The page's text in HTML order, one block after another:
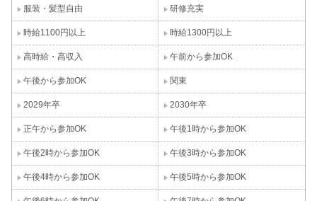
服装・髪型自由 研修充実
時給1100円以上 時給1300円以上
高時給・高収入 午前から参加OK
午後から参加OK 関東
2029年卒 2030年卒
正午から参加OK 午後1時から参加OK
午後2時から参加OK 午後3時から参加OK
午後4時から参加OK 午後5時から参加OK